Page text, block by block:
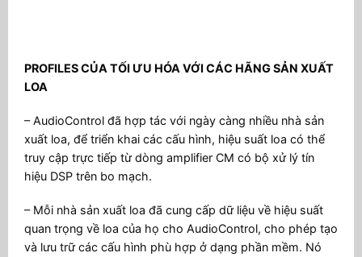
PROFILES CỦA TỐI ƯU HÓA VỚI CÁC HÃNG SẢN XUẤT
LOA
– AudioControl đã hợp tác với ngày càng nhiều nhà sản
xuất loa, để triển khai các cấu hình, hiệu suất loa có thể
truy cập trực tiếp từ dòng amplifier CM có bộ xử lý tín
hiệu DSP trên bo mạch.
– Mỗi nhà sản xuất loa đã cung cấp dữ liệu về hiệu suất
quan trọng về loa của họ cho AudioControl, cho phép tạo
và lưu trữ các cấu hình phù hợp ở dạng phần mềm. Nó